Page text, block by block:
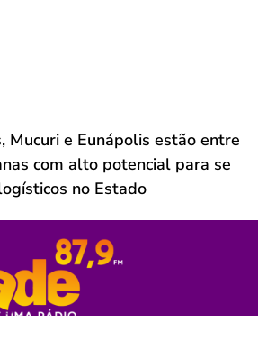
Mucuri e Eunápolis estão entre
com alto potencial para se
no Estado